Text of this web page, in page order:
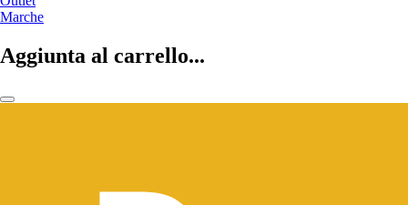
Marche
Aggiunta al carrello...